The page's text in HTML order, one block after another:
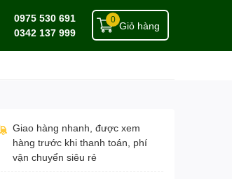
0975 530 691
0342 137 999
Giỏ hàng
0
Giao hàng nhanh, được xem
hàng trước khi thanh toán, phí
vận chuyển siêu rẻ